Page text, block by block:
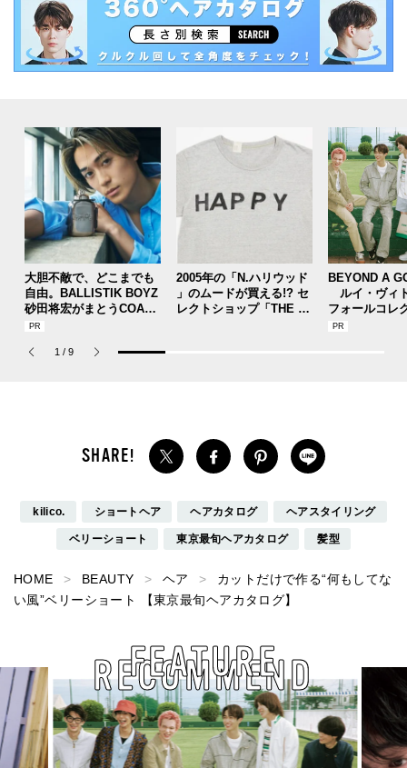
大胆不敵で、どこまでも
自由。BALLISTIK BOYZ
砂田将宏がまとうCOACH
の新作フレグランス「コ
パルファム」
2005年の「N.ハリウッド
」のムードが買える!? セ
レクトショップ「THE T
BEYOND A
ルイ・ヴィ
フォールコレ
描くプレッピ
1 / 9
kilico. ショートヘア ヘアカタログ ヘアスタイリング
ベリーショート 東京最旬ヘアカタログ 髪型
HOME BEAUTY ヘア
カットだけで作る“何もしてな
い風”ベリーショート 【東京最旬ヘアカタログ】
RECOMMEND
FEATURE